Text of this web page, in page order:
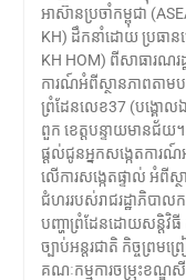
អាស៊ានប្រចាំកម្ពុជា
KH) ដឹកនាំដោយ ប្រធាន
KH HOM) ពីសាធារណរ
ការណ៍អំពីស្ថានភាពតា
ព្រំដែនលេខ37 (បង្គោល
ពួក ខេត្តបន្ទាយមានជ័
ផ្តល់ជូនអ្នកសង្កេតកា
លើការសង្កេតផ្ទាល់ អំពី
ជំហររបស់រាជរដ្ឋាភិបាល
បញ្ហាព្រំដែនដោយសន្តិវិធី
ច្បាប់អន្តរជាតិ កិច្ចព្រម
គណៈកម្មការចម្រុះខណ្ឌសី